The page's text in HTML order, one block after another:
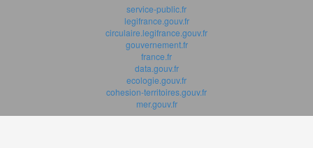
service-public.fr
legifrance.gouv.fr
circulaire.legifrance.gouv.fr
gouvernement.fr
france.fr
data.gouv.fr
ecologie.gouv.fr
cohesion-territoires.gouv.fr
mer.gouv.fr